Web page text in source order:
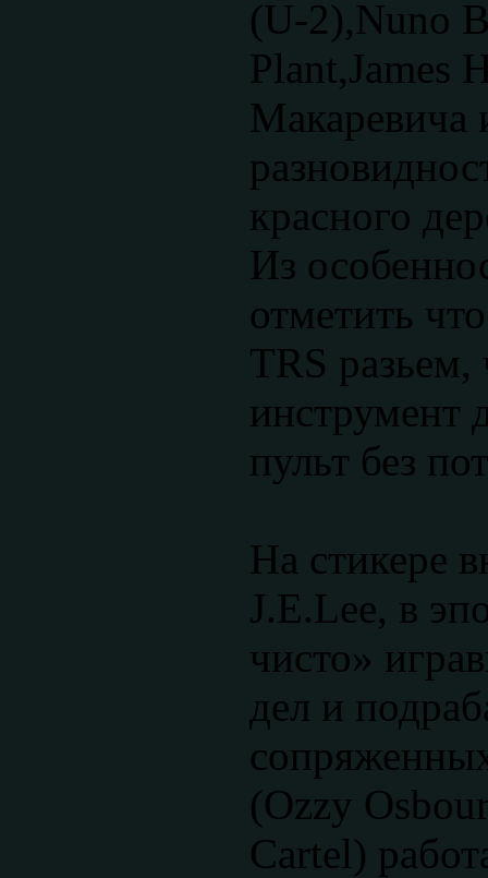
(U-2),Nuno
Plant,James
Макаревича
красного
Из
отметить
TRS разьем,
инструмент
пульт без
На стикере
J.E.Lee, в
чисто»
дел и
(Ozzy
Cartel)